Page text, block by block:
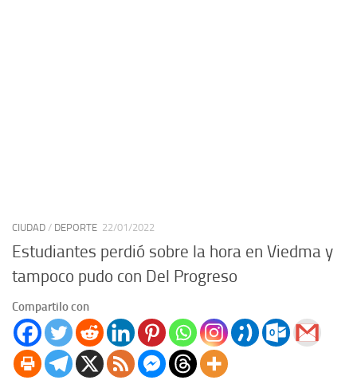
CIUDAD / DEPORTE 22/01/2022
Estudiantes perdió sobre la hora en Viedma y
tampoco pudo con Del Progreso
Compartilo con